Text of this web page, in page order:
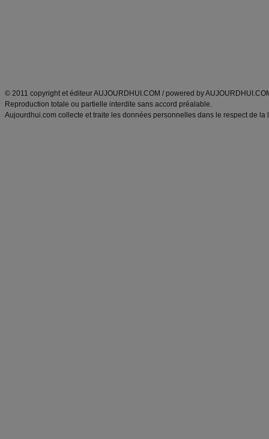
© 2011 copyright et éditeur AUJOURDHUI.COM / powered by
Reproduction totale ou partielle interdite sans accord préalable.
Aujourdhui.com collecte et traite les données personnelles dans le respect de